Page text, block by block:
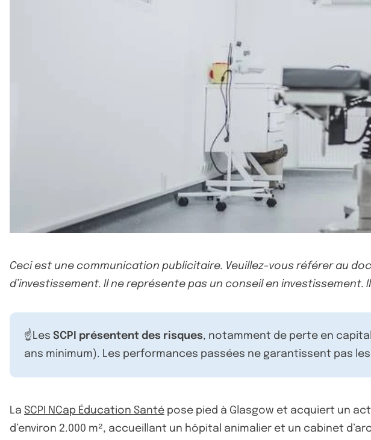
Ceci est une communication publicitaire. Veuillez-vous référer au
d’investissement. Il ne représente pas un conseil en
☝️Les SCPI présentent des risques, notamment de perte en
ans minimum). Les performances passées ne garantissent pas
La SCPI NCap Éducation Santé pose pied à Glasgow et acquiert un
d’environ 2.000 m², accueillant un hôpital animalier et un cabinet